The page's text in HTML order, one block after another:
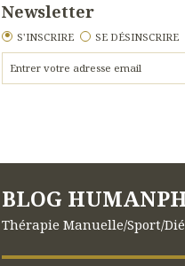
Newsletter
S'INSCRIRE SE DÉSINSCRIRE
BLOG
Thérapie Manuelle/Sport/